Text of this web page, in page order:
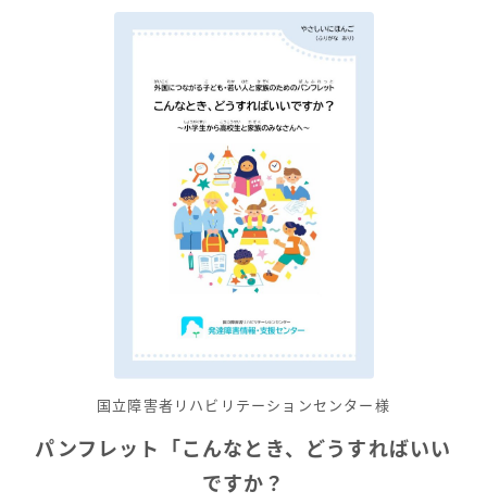
国立障害者リハビリテーションセンター 様
パンフレット「こんなとき、どうすればいい
ですか？